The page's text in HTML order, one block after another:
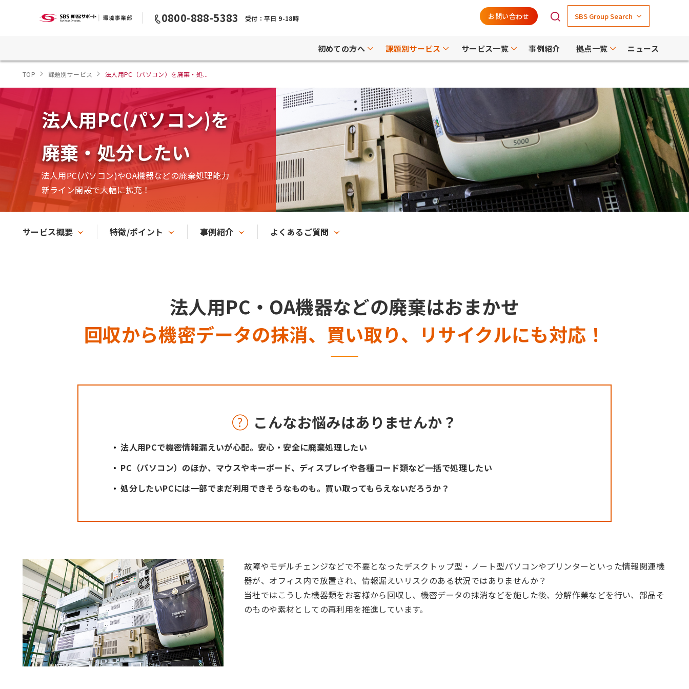
0800-888-5383 受付：平日 9-18時 お問い合わせ SBS Group Search
初めての方へ 課題別サービス サービス一覧 事例紹介 拠点一覧 ニュース
TOP 課題別サービス 法人用PC（パソコン）を廃棄・処...
法人用PC(パソコン)を
廃棄・処分したい
法人用PC(パソコン)やOA機器などの廃棄処理能力
新ライン開設で大幅に拡充！
サービス概要 特徴/ポイント 事例紹介 よくあるご質問
法人用PC・OA機器などの廃棄はおまかせ
回収から機密データの抹消、買い取り、リサイクルにも対応！
こんなお悩みはありませんか？
法人用PCで機密情報漏えいが心配。安心・安全に廃棄処理したい
PC（パソコン）のほか、マウスやキーボード、ディスプレイや各種コード類など一括で処理したい
処分したいPCには一部でまだ利用できそうなものも。買い取ってもらえないだろうか？
故障やモデルチェンジなどで不要となったデスクトップ型・ノート型パソコンやプリンターといった情報関連機
器が、オフィス内で放置され、情報漏えいリスクのある状況ではありませんか？
当社ではこうした機器類をお客様から回収し、機密データの抹消などを施した後、分解作業などを行い、部品そ
のものや素材としての再利用を推進しています。